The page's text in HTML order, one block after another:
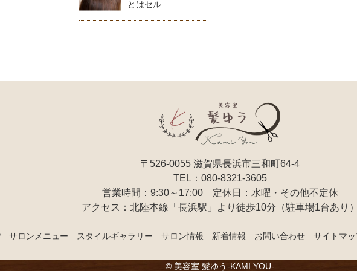
とはセル...
〒526-0055 滋賀県長浜市三和町64-4
TEL：080-8321-3605
営業時間：9:30～17:00
定休日：水曜・その他不定休
アクセス：北陸本線「長浜駅」より徒歩10分（駐車場1台あり）
サロンメニュー スタイルギャラリー サロン情報 新着情報 お問い合わせ サイトマ
© 美容室 髪ゆう-KAMI YOU-